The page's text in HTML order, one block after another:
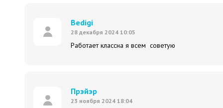
Bedigi
28 декабря 2024 10:05
Работает классна я всем советую
Прэйэр
23 ноября 2024 18:04